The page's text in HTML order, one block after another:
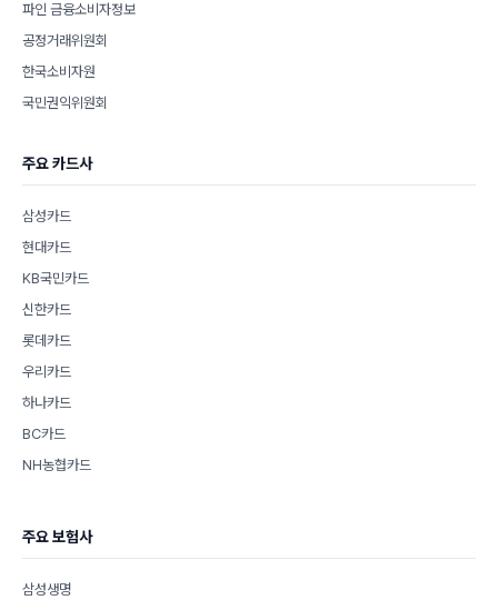
파인 금융소비자정보
공정거래위원회
한국소비자원
국민권익위원회
주요 카드사
삼성카드
현대카드
KB국민카드
신한카드
롯데카드
우리카드
하나카드
BC카드
NH농협카드
주요 보험사
삼성생명